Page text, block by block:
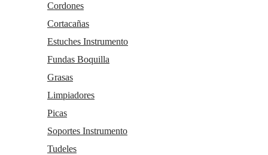
Cordones
Cortacañas
Estuches Instrumento
Fundas Boquilla
Grasas
Limpiadores
Picas
Soportes Instrumento
Tudeles
Preguntas frecuentes
Quiénes somos
Clarinetes
Viento metal
Saxofones
Accesorios
Clarinetes
Clarinetes Sib
Clarinetes Mib
Clarinetes En La